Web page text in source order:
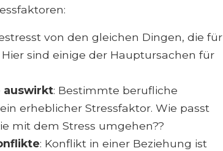
von den gleichen Dingen, die für
sind einige der Hauptursachen für
auswirkt: Bestimmte berufliche
erheblicher Stressfaktor. Wie passt
mit dem Stress umgehen??
: Konflikt in einer Beziehung ist